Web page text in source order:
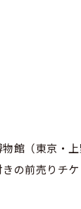
館（東京・
の前売りチ